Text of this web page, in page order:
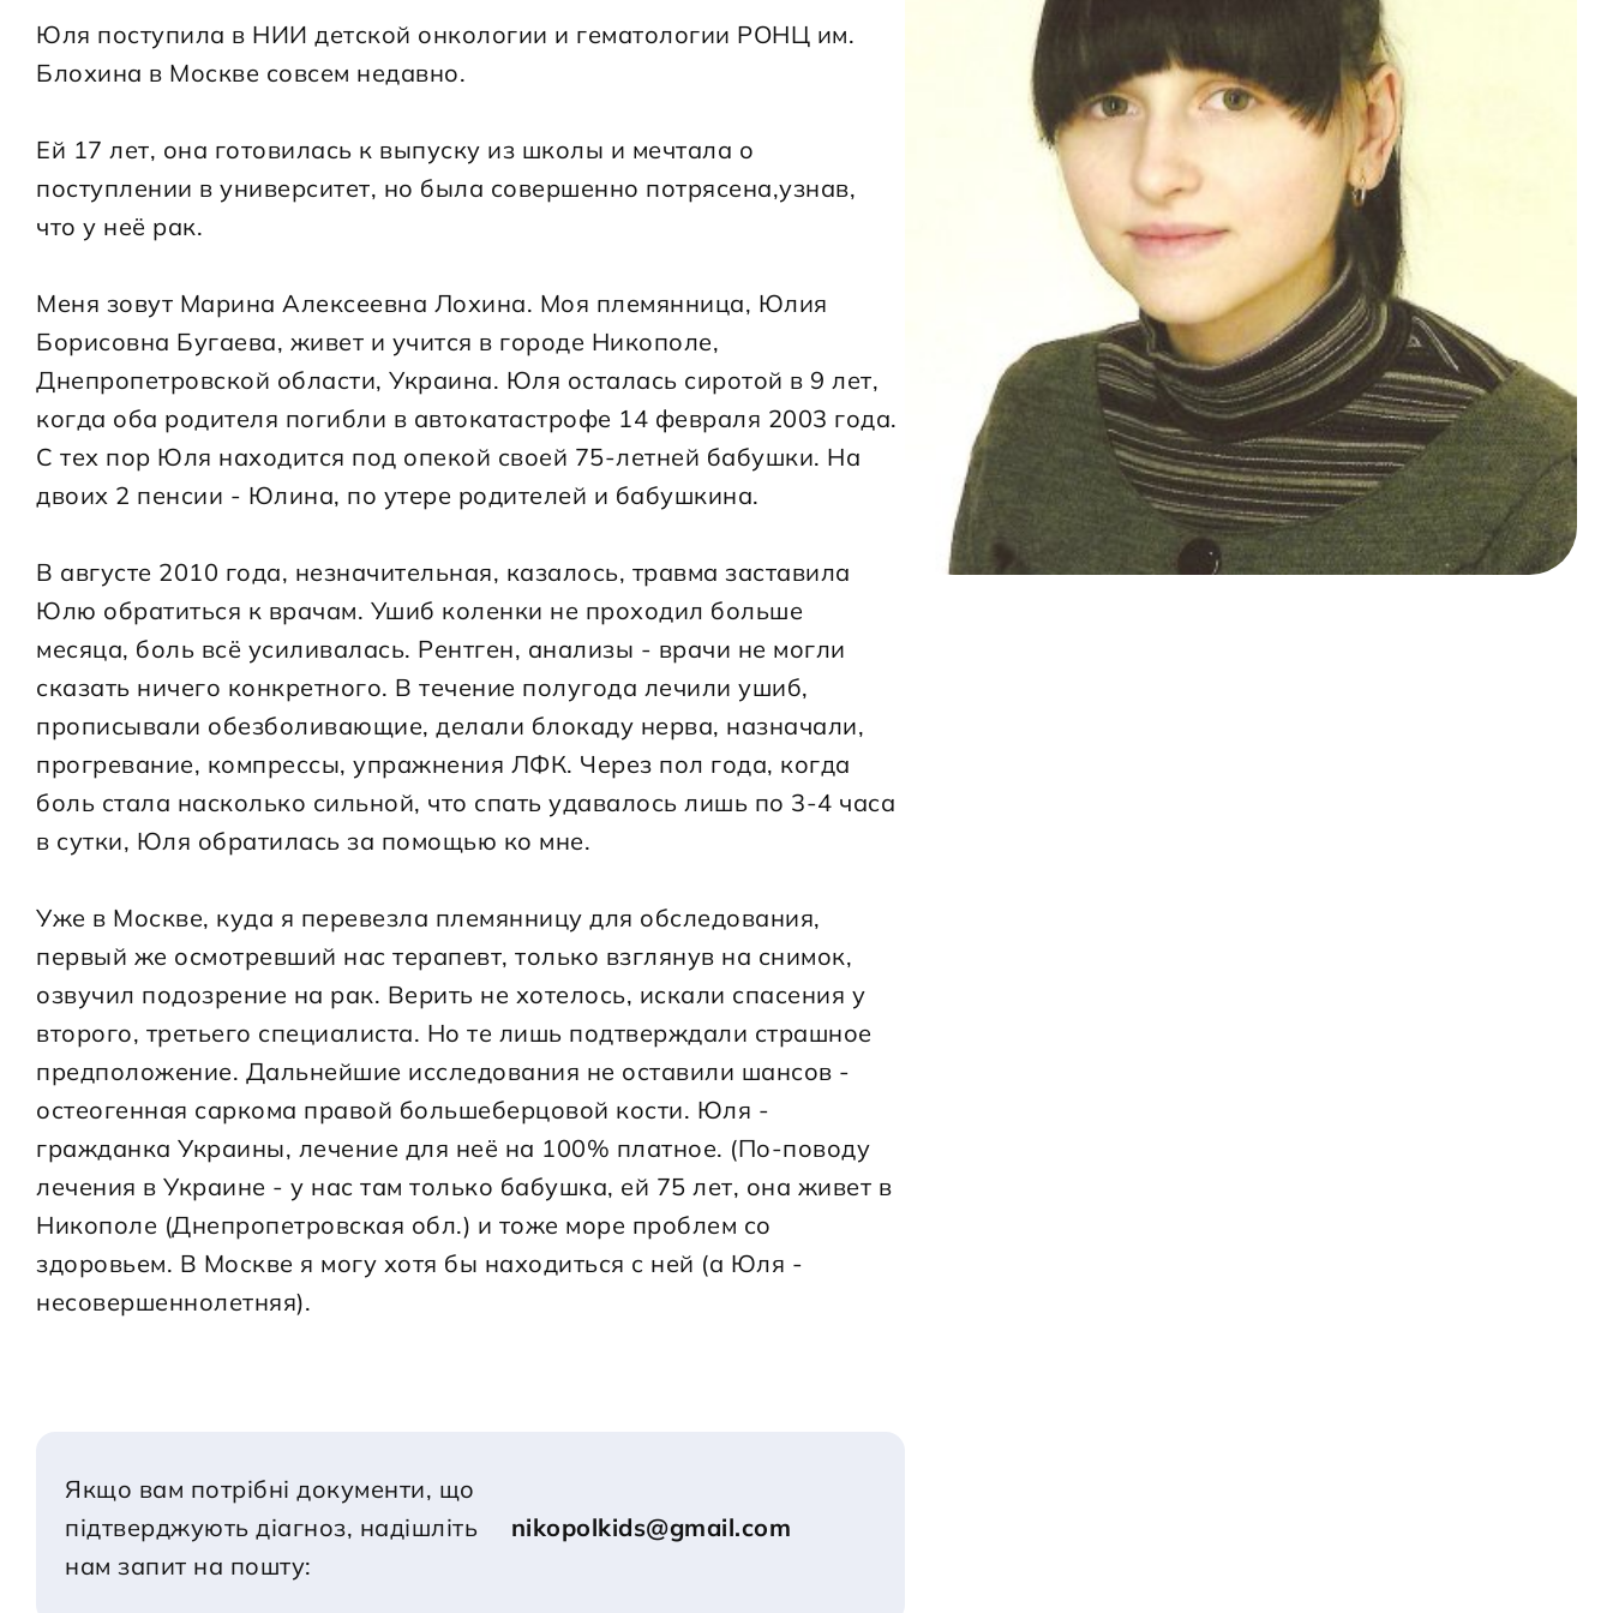
Юля поступила в НИИ детской онкологии и гематологии РОНЦ им.
Блохина в Москве совсем недавно.
Ей 17 лет, она готовилась к выпуску из школы и мечтала о
поступлении в университет, но была совершенно потрясена,узнав,
что у неё рак.
Меня зовут Марина Алексеевна Лохина. Моя племянница, Юлия
Борисовна Бугаева, живет и учится в городе Никополе,
Днепропетровской области, Украина. Юля осталась сиротой в 9 лет,
когда оба родителя погибли в автокатастрофе 14 февраля 2003 года.
С тех пор Юля находится под опекой своей 75-летней бабушки. На
двоих 2 пенсии - Юлина, по утере родителей и бабушкина.
В августе 2010 года, незначительная, казалось, травма заставила
Юлю обратиться к врачам. Ушиб коленки не проходил больше
месяца, боль всё усиливалась. Рентген, анализы - врачи не могли
сказать ничего конкретного. В течение полугода лечили ушиб,
прописывали обезболивающие, делали блокаду нерва, назначали,
прогревание, компрессы, упражнения ЛФК. Через пол года, когда
боль стала насколько сильной, что спать удавалось лишь по 3-4 часа
в сутки, Юля обратилась за помощью ко мне.
Уже в Москве, куда я перевезла племянницу для обследования,
первый же осмотревший нас терапевт, только взглянув на снимок,
озвучил подозрение на рак. Верить не хотелось, искали спасения у
второго, третьего специалиста. Но те лишь подтверждали страшное
предположение. Дальнейшие исследования не оставили шансов -
остеогенная саркома правой большеберцовой кости. Юля -
гражданка Украины, лечение для неё на 100% платное. (По-поводу
лечения в Украине - у нас там только бабушка, ей 75 лет, она живет в
Никополе (Днепропетровская обл.) и тоже море проблем со
здоровьем. В Москве я могу хотя бы находиться с ней (а Юля -
несовершеннолетняя).
Якщо вам потрібні документи, що
підтверджують діагноз, надішліть
нам запит на пошту:
nikopolkids@gmail.com